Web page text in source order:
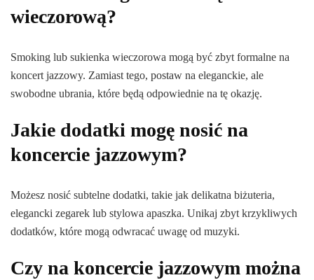
wieczorową?
Smoking lub sukienka wieczorowa mogą być zbyt formalne na
koncert jazzowy. Zamiast tego, postaw na eleganckie, ale
swobodne ubrania, które będą odpowiednie na tę okazję.
Jakie dodatki mogę nosić na
koncercie jazzowym?
Możesz nosić subtelne dodatki, takie jak delikatna biżuteria,
elegancki zegarek lub stylowa apaszka. Unikaj zbyt krzykliwych
dodatków, które mogą odwracać uwagę od muzyki.
Czy na koncercie jazzowym można